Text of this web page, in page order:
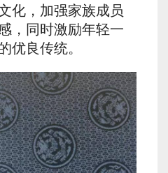
化，加强家族成员
，同时激励年轻一
优良传统。